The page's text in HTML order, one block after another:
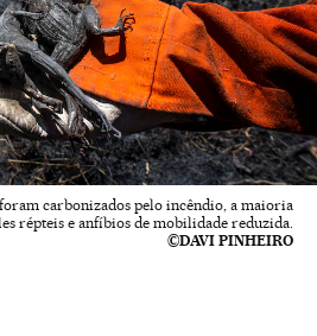
carbonizados pelo incêndio, a maioria
répteis e anfíbios de mobilidade reduzida.
©DAVI PINHEIRO